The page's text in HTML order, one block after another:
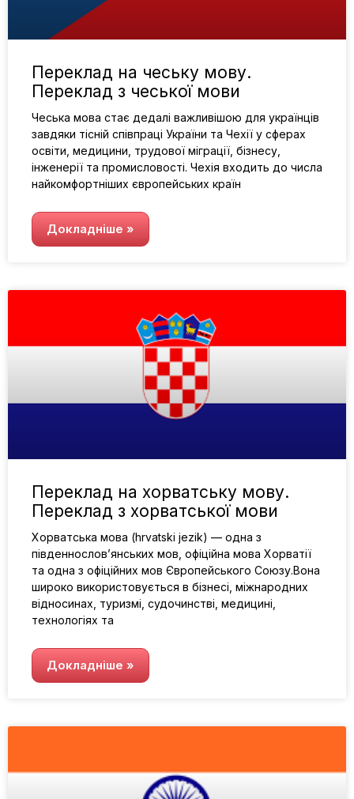
Переклад на чеську мову.
Переклад з чеської мови
Чеська мова стає дедалі важливішою для українців
завдяки тісній співпраці України та Чехії у сферах
освіти, медицини, трудової міграції, бізнесу,
інженерії та промисловості. Чехія входить до числа
найкомфортніших європейських країн
Докладніше »
Переклад на хорватську мову.
Переклад з хорватської мови
Хорватська мова (hrvatski jezik) — одна з
південнослов’янських мов, офіційна мова Хорватії
та одна з офіційних мов Європейського Союзу.Вона
широко використовується в бізнесі, міжнародних
відносинах, туризмі, судочинстві, медицині,
технологіях та
Докладніше »